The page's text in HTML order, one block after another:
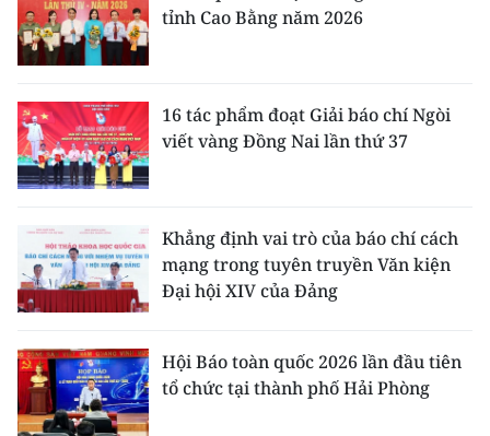
tỉnh Cao Bằng năm 2026
16 tác phẩm đoạt Giải báo chí Ngòi
viết vàng Đồng Nai lần thứ 37
Khẳng định vai trò của báo chí cách
mạng trong tuyên truyền Văn kiện
Đại hội XIV của Đảng
Hội Báo toàn quốc 2026 lần đầu tiên
tổ chức tại thành phố Hải Phòng